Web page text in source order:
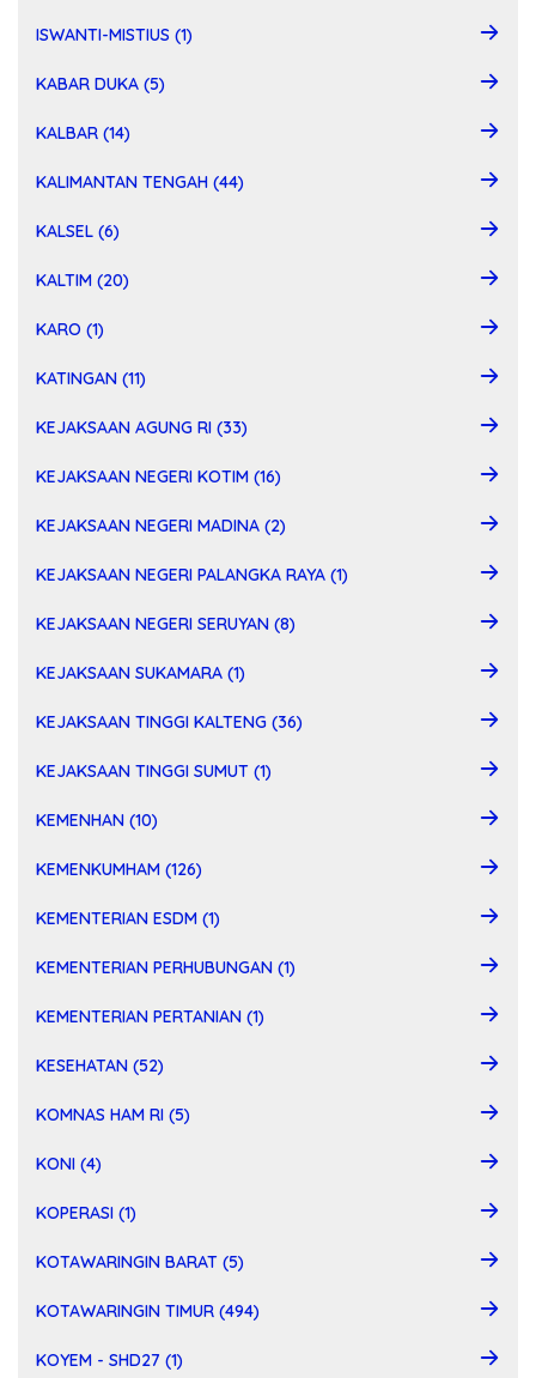
ISWANTI-MISTIUS (1)
KABAR DUKA (5)
KALBAR (14)
KALIMANTAN TENGAH (44)
KALSEL (6)
KALTIM (20)
KARO (1)
KATINGAN (11)
KEJAKSAAN AGUNG RI (33)
KEJAKSAAN NEGERI KOTIM (16)
KEJAKSAAN NEGERI MADINA (2)
KEJAKSAAN NEGERI PALANGKA RAYA (1)
KEJAKSAAN NEGERI SERUYAN (8)
KEJAKSAAN SUKAMARA (1)
KEJAKSAAN TINGGI KALTENG (36)
KEJAKSAAN TINGGI SUMUT (1)
KEMENHAN (10)
KEMENKUMHAM (126)
KEMENTERIAN ESDM (1)
KEMENTERIAN PERHUBUNGAN (1)
KEMENTERIAN PERTANIAN (1)
KESEHATAN (52)
KOMNAS HAM RI (5)
KONI (4)
KOPERASI (1)
KOTAWARINGIN BARAT (5)
KOTAWARINGIN TIMUR (494)
KOYEM - SHD27 (1)